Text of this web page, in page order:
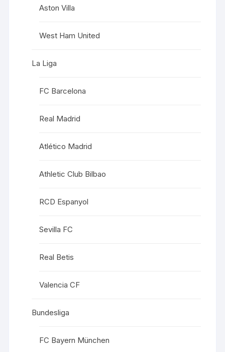
Aston Villa
West Ham United
La Liga
FC Barcelona
Real Madrid
Atlético Madrid
Athletic Club Bilbao
RCD Espanyol
Sevilla FC
Real Betis
Valencia CF
Bundesliga
FC Bayern München